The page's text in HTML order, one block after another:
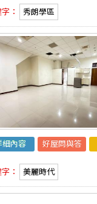
： 秀朗學區
細內容 好屋問與答
： 美麗時代